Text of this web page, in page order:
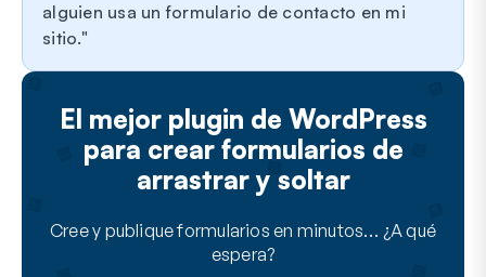
alguien usa un formulario de contacto en mi
sitio.
El mejor plugin de WordPress
para crear formularios de
arrastrar y soltar
Cree y publique formularios en minutos… ¿A qué
espera?